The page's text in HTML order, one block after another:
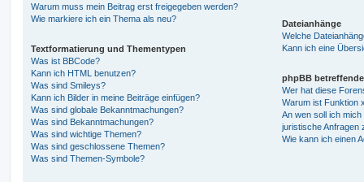
Warum muss mein Beitrag erst freigegeben werden?
Wie markiere ich ein Thema als neu?
Textformatierung und Thementypen
Was ist BBCode?
Kann ich HTML benutzen?
Was sind Smileys?
Kann ich Bilder in meine Beiträge einfügen?
Was sind globale Bekanntmachungen?
Was sind Bekanntmachungen?
Was sind wichtige Themen?
Was sind geschlossene Themen?
Was sind Themen-Symbole?
Dateianhänge
Welche
Kann ich eine
phpBB
Wer hat diese
Warum ist Funktion
An wen soll ich
juristische Anfragen
Wie kann ich einen